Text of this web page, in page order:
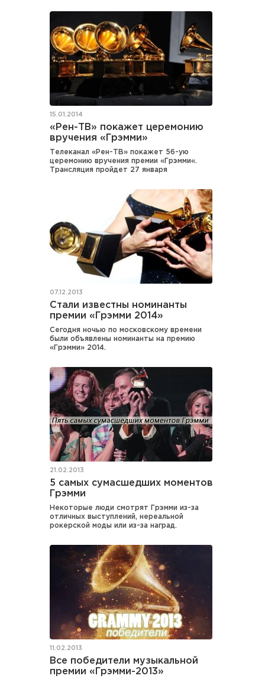
15.01.2014
«Рен-ТВ» покажет церемонию
вручения «Грэмми»
Телеканал «Рен-ТВ» покажет 56-ую
церемонию вручения премии «Грэмми«.
Трансляция пройдет 27 января
07.12.2013
Стали известны номинанты
премии «Грэмми 2014»
Сегодня ночью по московскому времени
были объявлены номинанты на премию
«Грэмми» 2014.
21.02.2013
5 самых сумасшедших моментов
Грэмми
Некоторые люди смотрят Грэмми из-за
отличных выступлений, нереальной
рокерской моды или из-за наград.
11.02.2013
Все победители музыкальной
премии «Грэмми-2013»